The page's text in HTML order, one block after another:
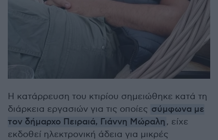
Η κατάρρευση του κτιρίου σημειώθηκε κατά τη
διάρκεια εργασιών για τις οποίες σύμφωνα με
τον δήμαρχο Πειραιά, Γιάννη Μώραλη, είχε
εκδοθεί ηλεκτρονική άδεια για μικρές